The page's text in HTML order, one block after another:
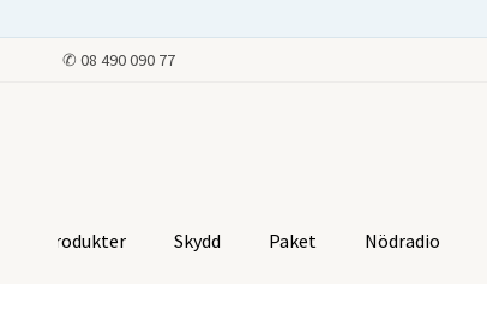
✆ 08 490 090 77
Produkter Skydd Paket Nödradio